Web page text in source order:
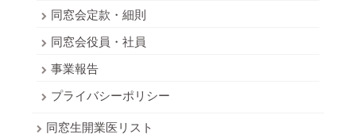
同窓会定款・細則
同窓会役員・社員
事業報告
プライバシーポリシー
同窓生開業医リスト